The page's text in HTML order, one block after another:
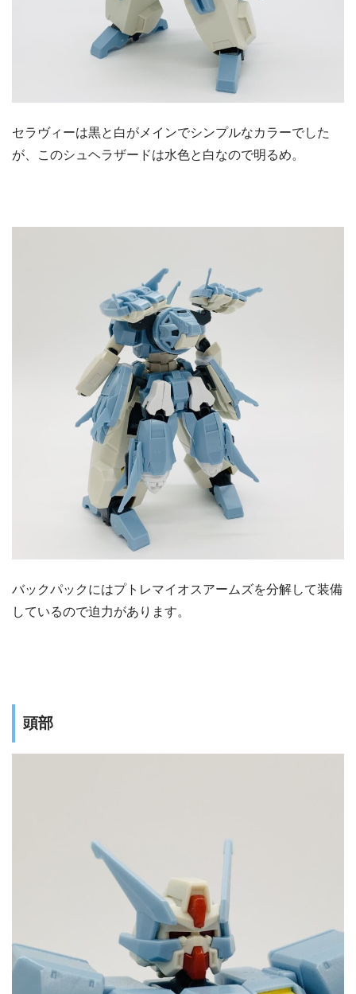
セラヴィーは黒と白がメインでシンプルなカラーでした
が、このシュヘラザードは水色と白なので明るめ。
バックパックにはプトレマイオスアームズを分解して装備
しているので迫力があります。
頭部